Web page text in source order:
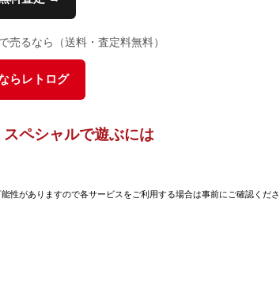
売るなら（送料・査定料無料）
らレトログ
ペシャルで遊ぶには
性がありますので各サービスをご利用する場合は事前にご確認くださ